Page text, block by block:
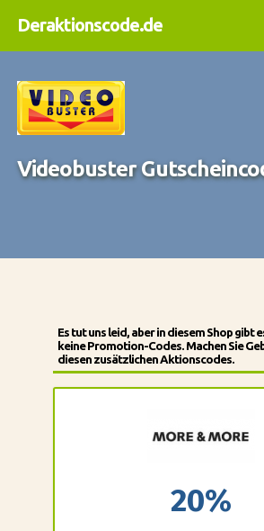
Deraktionscode.de
Videobuster
Es tut uns leid, aber in diesem Shop gibt
keine Promotion-Codes. Machen Sie
diesen zusätzlichen Aktionscodes.
20%